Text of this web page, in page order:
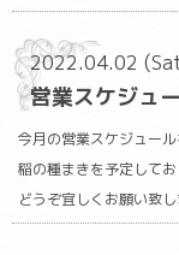
2022.04.02
営業スケジュ
今月の営業スケジュール
稲の種まきを予定して
どうぞ宜しくお願い致し